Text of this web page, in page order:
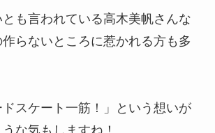
も言われている高木美帆さんな
らないところに惹かれる方も多
スケート一筋！」という想いが